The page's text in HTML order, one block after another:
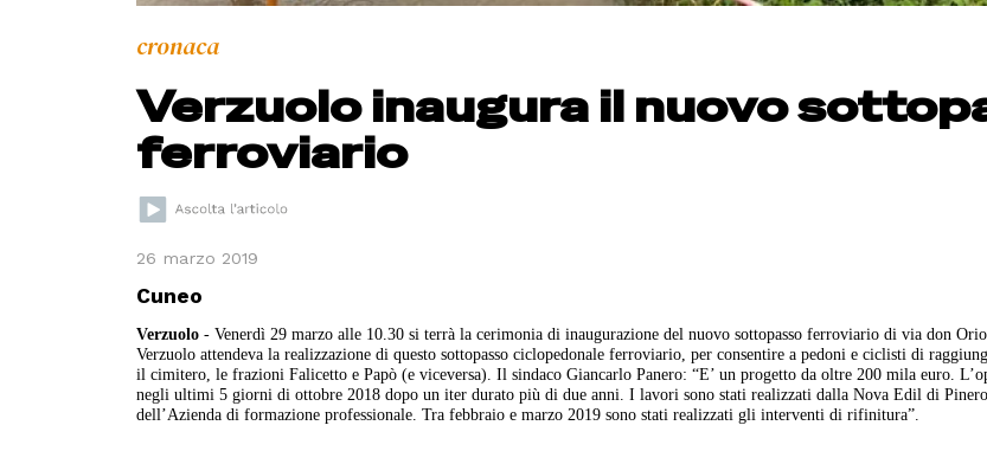
cronaca
Verzuolo inaugura il nuovo
ferroviario
26 marzo 2019
Cuneo
Verzuolo - Venerdì 29 marzo alle 10.30 si terrà la cerimonia di inaugurazione del nuovo sottopasso ferroviario di via don
Verzuolo attendeva la realizzazione di questo sottopasso ciclopedonale ferroviario, per consentire a pedoni e ciclisti di
il cimitero, le frazioni Falicetto e Papò (e viceversa). Il sindaco Giancarlo Panero: “E’ un progetto da oltre 200 mila euro.
negli ultimi 5 giorni di ottobre 2018 dopo un iter durato più di due anni. I lavori sono stati realizzati dalla Nova Edil di
dell’Azienda di formazione professionale. Tra febbraio e marzo 2019 sono stati realizzati gli interventi di rifinitura”.